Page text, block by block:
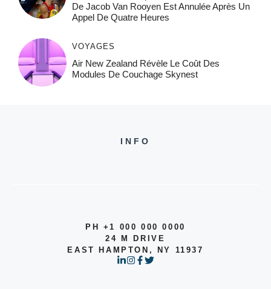
De Jacob Van Rooyen Est Annulée Après Un
Appel De Quatre Heures
VOYAGES
Air New Zealand Révèle Le Coût Des
Modules De Couchage Skynest
INFO
PH +1 000 000 0000
24 M DRIVE
EAST HAMPTON, NY 11937